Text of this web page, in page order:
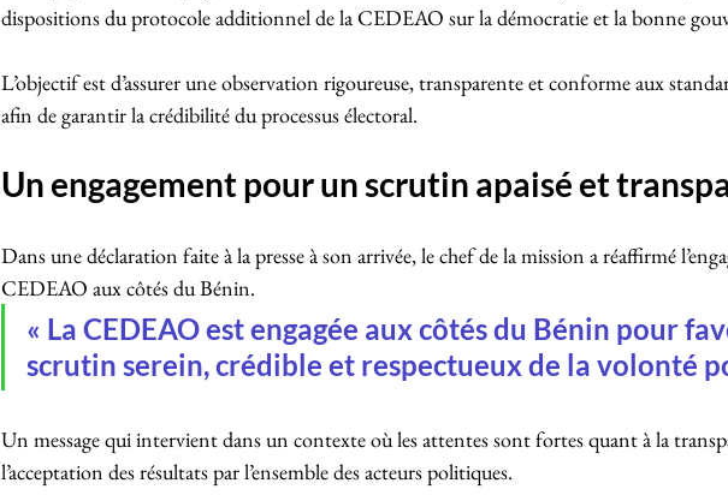
dispositions du protocole additionnel de la CEDEAO sur la démocratie et la bonne
L’objectif est d’assurer une observation rigoureuse, transparente et conforme aux
afin de garantir la crédibilité du processus électoral.
Un engagement pour un scrutin apaisé et
Dans une déclaration faite à la presse à son arrivée, le chef de la mission a réaffirmé
CEDEAO aux côtés du Bénin.
« La CEDEAO est engagée aux côtés du Bénin pour
scrutin serein, crédible et respectueux de la volonté
Un message qui intervient dans un contexte où les attentes sont fortes quant à la
l’acceptation des résultats par l’ensemble des acteurs politiques.